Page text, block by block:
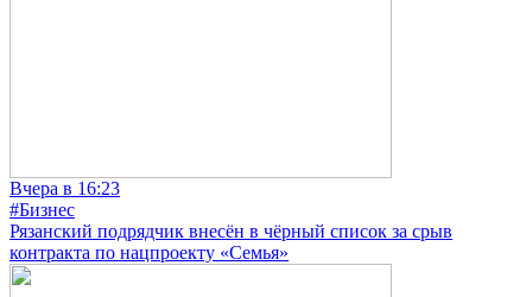
Вчера в 16:23
#Бизнес
Рязанский подрядчик внесён в чёрный список за срыв
контракта по нацпроекту «Семья»